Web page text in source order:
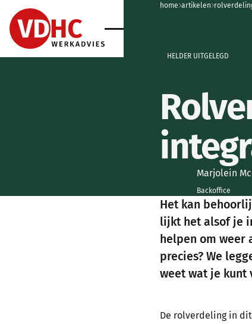
home
homeartikelen
HELDER UITGELEGD
Marjolein
Backoffice
Het kan
lijkt het alsof je
helpen om weer
precies? We
weet wat je kunt
De rolverdeling in